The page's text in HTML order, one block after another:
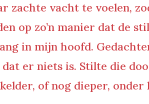
zachte vacht te voelen,
op zo’n manier dat de
in mijn hoofd.
er niets is. Stilte die
of nog dieper,